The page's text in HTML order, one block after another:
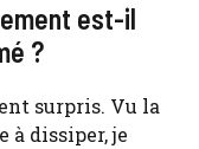
est-il
?
surpris. Vu la
à dissiper, je